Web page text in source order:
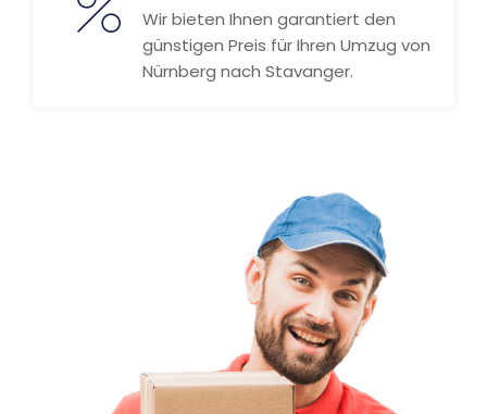
Wir bieten Ihnen garantiert den
günstigen Preis für Ihren Umzug von
Nürnberg nach Stavanger.